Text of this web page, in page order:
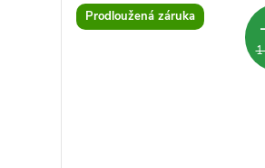
Prodloužená záruka
1